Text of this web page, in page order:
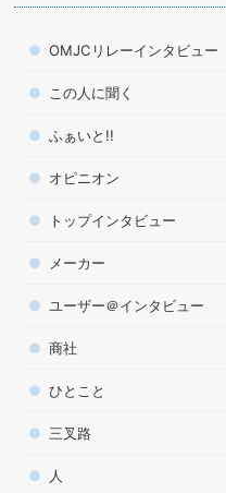
OMJCリレーインタビュー
この人に聞く
ふぁいと!!
オピニオン
トップインタビュー
メーカー
ユーザー＠インタビュー
商社
ひとこと
三叉路
人